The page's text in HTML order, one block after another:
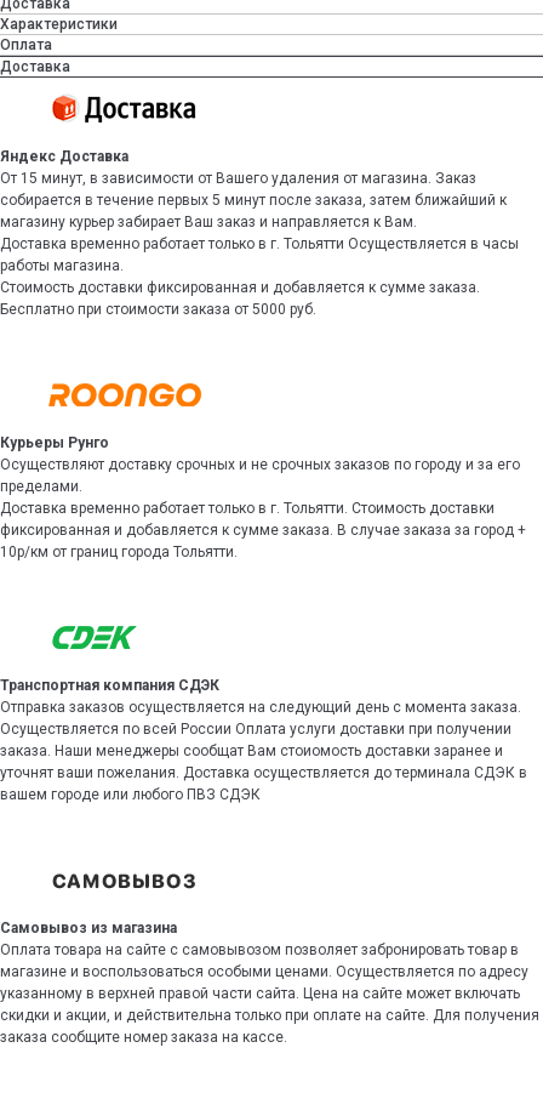
Доставка
Характеристики
Оплата
Доставка
Яндекс Доставка
От 15 минут, в зависимости от Вашего удаления от магазина. Заказ
собирается в течение первых 5 минут после заказа, затем ближайший к
магазину курьер забирает Ваш заказ и направляется к Вам.
Доставка временно работает только в г. Тольятти Осуществляется в часы
работы магазина.
Стоимость доставки фиксированная и добавляется к сумме заказа.
Бесплатно при стоимости заказа от 5000 руб.
Курьеры Рунго
Осуществляют доставку срочных и не срочных заказов по городу и за его
пределами.
Доставка временно работает только в г. Тольятти. Стоимость доставки
фиксированная и добавляется к сумме заказа. В случае заказа за город +
10р/км от границ города Тольятти.
Транспортная компания СДЭК
Отправка заказов осуществляется на следующий день с момента заказа.
Осуществляется по всей России Оплата услуги доставки при получении
заказа. Наши менеджеры сообщат Вам стоиомость доставки заранее и
уточнят ваши пожелания. Доставка осуществляется до терминала СДЭК в
вашем городе или любого ПВЗ СДЭК
Самовывоз из магазина
Оплата товара на сайте с самовывозом позволяет забронировать товар в
магазине и воспользоваться особыми ценами. Осуществляется по адресу
указанному в верхней правой части сайта. Цена на сайте может включать
скидки и акции, и действительна только при оплате на сайте. Для получения
заказа сообщите номер заказа на кассе.